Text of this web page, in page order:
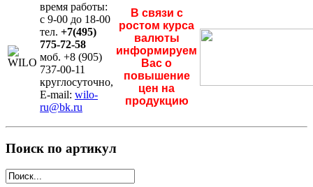
время работы:
с 9-00 до 18-00
тел. +7(495)
775-72-58
моб. +8 (905)
737-00-11
круглосуточно,
E-mail: wilo-
ru@bk.ru
В связи с
ростом курса
валюты
информируем
Вас о
повышение
цен на
продукцию
Поиск по артикул